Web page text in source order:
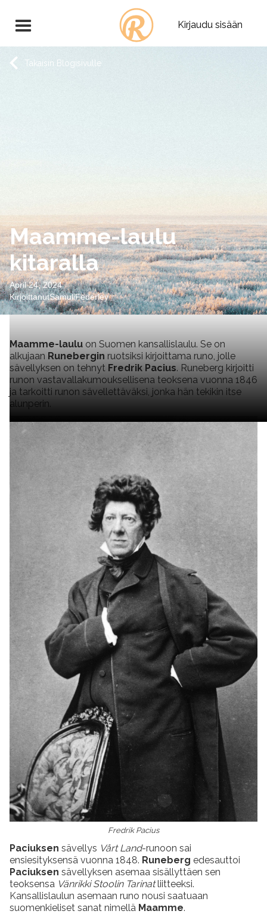
Kirjaudu sisään
Takaisin Blogisivulle
Maamme-laulu
kitaralla
April 24, 2024
KirjoittanutSamuliFederley
Maamme-laulu on Suomen kansallislaulu. Se on
alkujaan Runebergin ruotsiksi kirjoittama runo, jolle
sävellyksen on tehnyt Fredrik Pacius. Runeberg kirjoitti
runon vastavallakumouksellisena teoksena vuonna 1846
ja tarkoitti runon sävellettäväksi, jonka hän tekikin itse
alunperin.
Fredrik Pacius
Paciuksen sävellys Vårt Land-runoon sai
ensiesityksensä vuonna 1848. Runeberg edesauttoi
Paciuksen sävellyksen asemaa sisällyttäen sen
teoksensa Vänrikki Stoolin Tarinatliitteeksi.
Kansallislaulun asemaan runo nousi saatuaan
suomenkieliset sanat nimellä Maamme.